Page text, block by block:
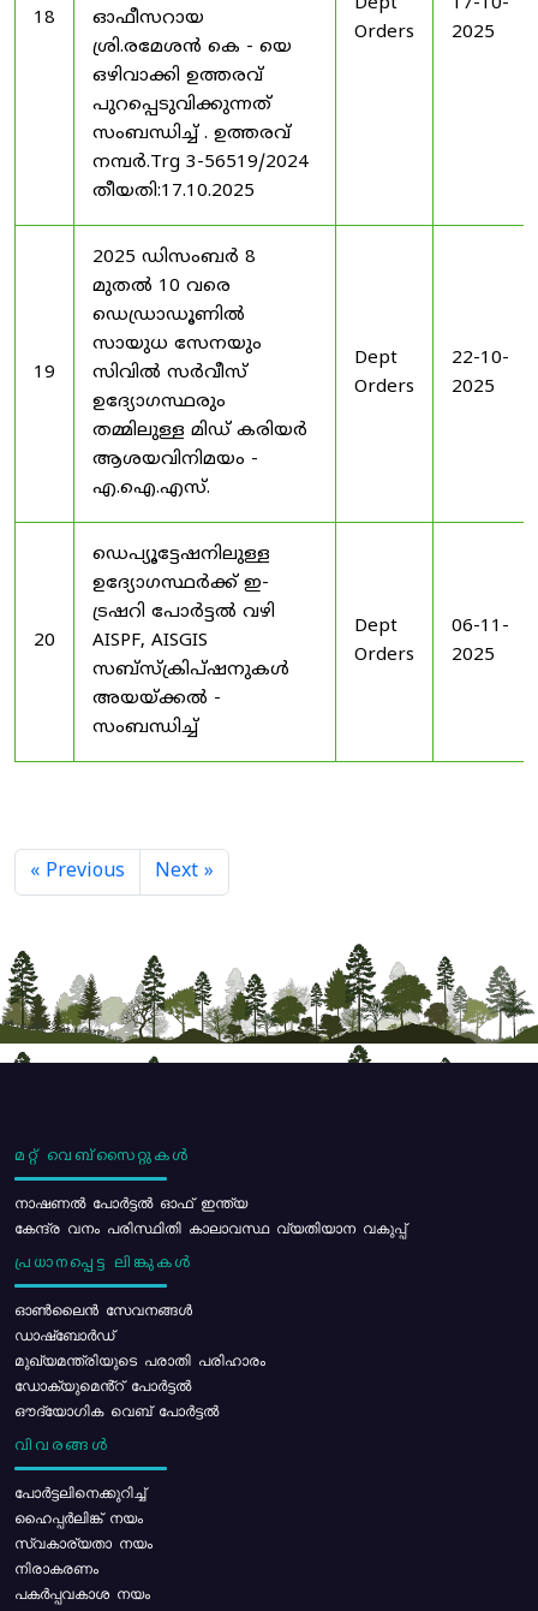
18
ഓഫീസറായ
ശ്രി.രമേശൻ കെ - യെ
ഒഴിവാക്കി ഉത്തരവ്
പുറപ്പെടുവിക്കുന്നത്
സംബന്ധിച്ച് . ഉത്തരവ്
നമ്പർ.Trg 3-56519/2024
തീയതി:17.10.2025
Orders
2025
19
2025 ഡിസംബർ 8
മുതൽ 10 വരെ
ഡെഡ്രാഡൂണിൽ
സായുധ സേനയും
സിവിൽ സർവീസ്
ഉദ്യോഗസ്ഥരും
തമ്മിലുള്ള മിഡ് കരിയർ
ആശയവിനിമയം -
എ.ഐ.എസ്.
Dept
Orders
22-10-
2025
20
ഡെപ്യൂട്ടേഷനിലുള്ള
ഉദ്യോഗസ്ഥർക്ക് ഇ-
ട്രഷറി പോർട്ടൽ വഴി
AISPF, AISGIS
സബ്‌സ്‌ക്രിപ്‌ഷനുകൾ
അയയ്ക്കൽ -
സംബന്ധിച്ച്
Dept
Orders
06-11-
2025
« Previous Next »
മറ്റ് വെബ്സൈറ്റുകൾ
നാഷണൽ പോർട്ടൽ ഓഫ് ഇന്ത്യ
കേന്ദ്ര വനം പരിസ്ഥിതി കാലാവസ്ഥ വ്യതിയാന വകുപ്പ്
പ്രധാനപ്പെട്ട ലിങ്കുകൾ
ഓൺലൈൻ സേവനങ്ങൾ
ഡാഷ്ബോർഡ്
മുഖ്യമന്ത്രിയുടെ പരാതി പരിഹാരം
ഡോക്യുമെൻ്റ് പോർട്ടൽ
ഔദ്യോഗിക വെബ് പോർട്ടൽ
വിവരങ്ങൾ
പോര്‍ട്ടലിനെക്കുറിച്ച്
ഹൈപ്പർലിങ്ക് നയം
സ്വകാര്യതാ നയം
നിരാകരണം
പകർപ്പവകാശ നയം